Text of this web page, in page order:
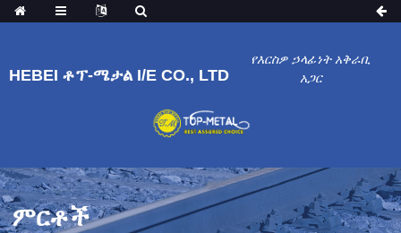
HEBEI ቶፕ-ሜታል I/E CO., LTD
የእርስዎ ኃላፊነት አቅራቢ
አጋር
ምርቶች